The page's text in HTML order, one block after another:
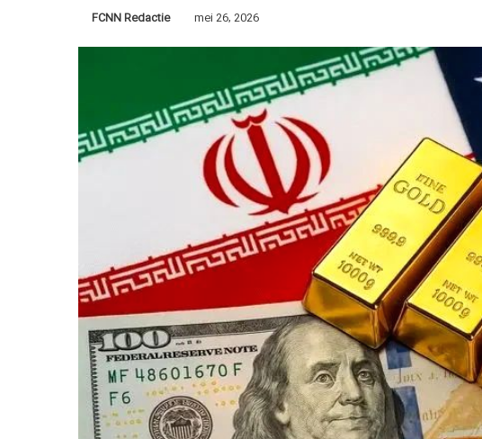
FCNN Redactie mei 26, 2026